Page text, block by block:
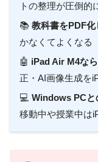
トの整理が圧倒的
📚 教科書をPDF
かなくてよくなる
🤖 iPad Air M4な
正・AI画像生成を
💻 Windows PCと
移動中や授業中は